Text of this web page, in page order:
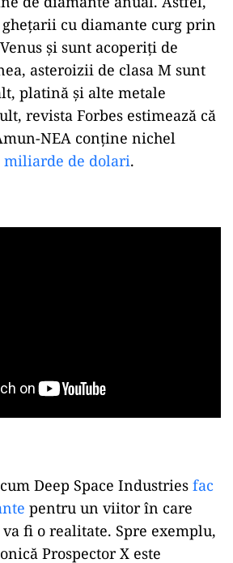
cu diamante curg prin
și sunt acoperiți de
asteroizii de clasa M sunt
platină și alte metale
revista Forbes estimează că
NEA conține nichel
miliarde de dolari.
Deep Space Industries fac
pentru un viitor în care
fi o realitate. Spre exemplu,
Prospector X este